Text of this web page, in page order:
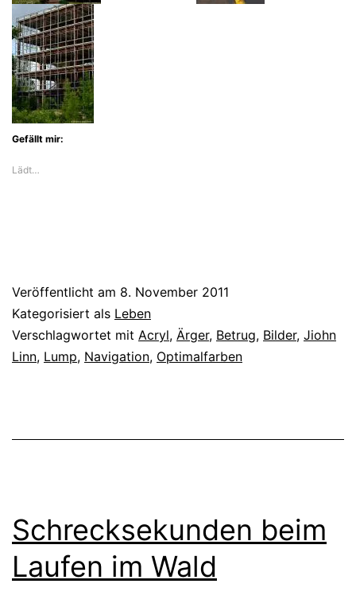
Gefällt mir:
Lädt…
Veröffentlicht am 8. November 2011
Kategorisiert als Leben
Verschlagwortet mit Acryl, Ärger, Betrug, Bilder, Jiohn
Linn, Lump, Navigation, Optimalfarben
Schrecksekunden beim
Laufen im Wald